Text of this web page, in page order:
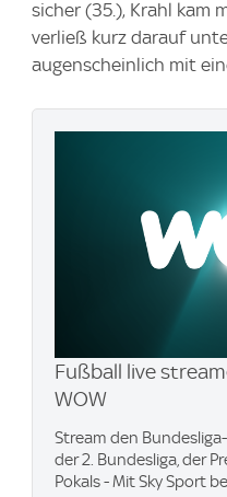
sicher (35.), Krahl kam
verließ kurz darauf
augenscheinlich mit
Fußball live
WOW
Stream den
der 2. Bundesliga, der
Pokals - Mit Sky Sport